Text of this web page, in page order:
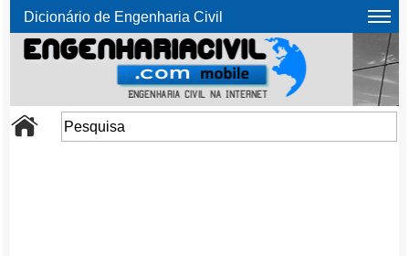
Dicionário de Engenharia Civil